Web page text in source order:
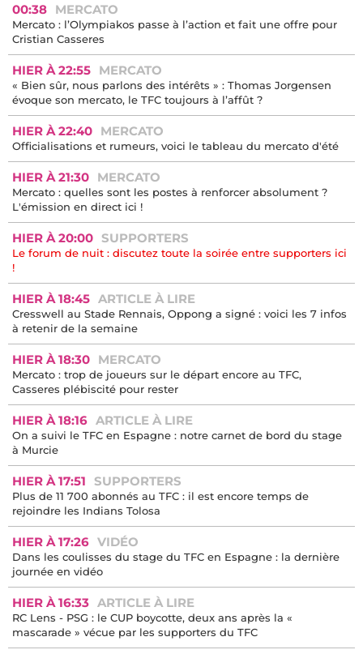
00:38 MERCATO
Mercato : l’Olympiakos passe à l’action et fait une offre pour
Cristian Casseres
HIER À 22:55 MERCATO
« Bien sûr, nous parlons des intérêts » : Thomas Jorgensen
évoque son mercato, le TFC toujours à l’affût ?
HIER À 22:40 MERCATO
Officialisations et rumeurs, voici le tableau du mercato d'été
HIER À 21:30 MERCATO
Mercato : quelles sont les postes à renforcer absolument ?
L'émission en direct ici !
HIER À 20:00 SUPPORTERS
Le forum de nuit : discutez toute la soirée entre supporters ici
!
HIER À 18:45 ARTICLE À LIRE
Cresswell au Stade Rennais, Oppong a signé : voici les 7 infos
à retenir de la semaine
HIER À 18:30 MERCATO
Mercato : trop de joueurs sur le départ encore au TFC,
Casseres plébiscité pour rester
HIER À 18:16 ARTICLE À LIRE
On a suivi le TFC en Espagne : notre carnet de bord du stage
à Murcie
HIER À 17:51 SUPPORTERS
Plus de 11 700 abonnés au TFC : il est encore temps de
rejoindre les Indians Tolosa
HIER À 17:26 VIDÉO
Dans les coulisses du stage du TFC en Espagne : la dernière
journée en vidéo
HIER À 16:33 ARTICLE À LIRE
RC Lens - PSG : le CUP boycotte, deux ans après la «
mascarade » vécue par les supporters du TFC